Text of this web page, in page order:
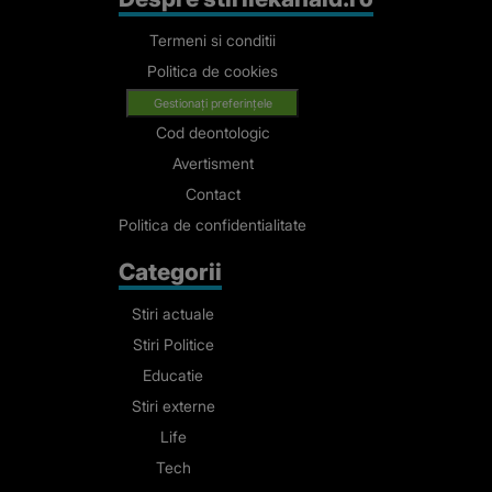
Termeni si conditii
Politica de cookies
Gestionați preferințele
Cod deontologic
Avertisment
Contact
Politica de confidentialitate
Categorii
Stiri actuale
Stiri Politice
Educatie
Stiri externe
Life
Tech